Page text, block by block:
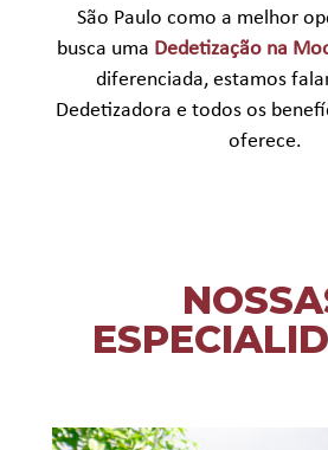
São Paulo como a melhor
busca uma Dedetização na
diferenciada, estamos
Dedetizadora e todos os
oferece.